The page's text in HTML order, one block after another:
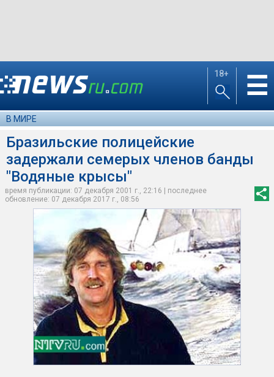
18+ ☰
В МИРЕ
Бразильские полицейские
задержали семерых членов банды
"Водяные крысы"
время публикации: 07 декабря 2001 г., 22:16 | последнее
обновление: 07 декабря 2017 г., 08:56